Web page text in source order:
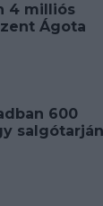
4 milliós
Ágota
600